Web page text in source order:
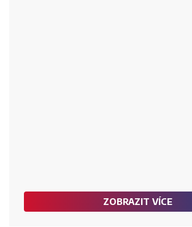
ZOBRAZIT VÍCE